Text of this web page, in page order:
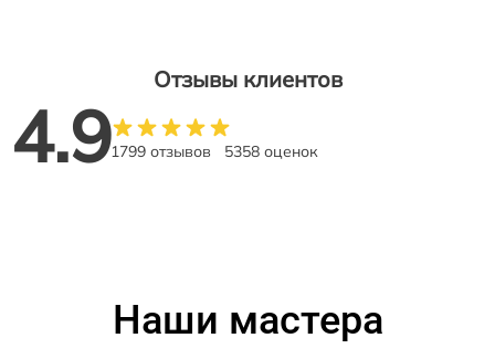
Отзывы клиентов
4.91799 отзывов 5358 оценок
Наши мастера